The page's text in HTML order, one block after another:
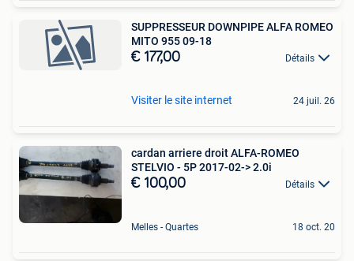
SUPPRESSEUR DOWNPIPE ALFA ROMEO
MITO 955 09-18
€ 177,00 Détails
Visiter le site internet 24 juil. 26
cardan arriere droit ALFA-ROMEO
STELVIO - 5P 2017-02-> 2.0i
€ 100,00 Détails
Melles - Quartes 18 oct. 20